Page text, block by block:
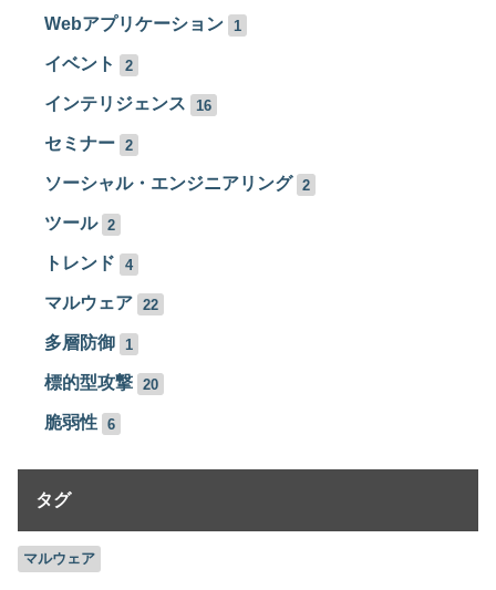
Webアプリケーション 1
イベント 2
インテリジェンス 16
セミナー 2
ソーシャル・エンジニアリング 2
ツール 2
トレンド 4
マルウェア 22
多層防御 1
標的型攻撃 20
脆弱性 6
タグ
マルウェア